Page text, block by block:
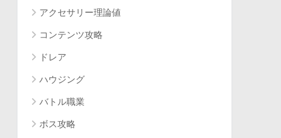
アクセサリー理論値
コンテンツ攻略
ドレア
ハウジング
バトル職業
ボス攻略